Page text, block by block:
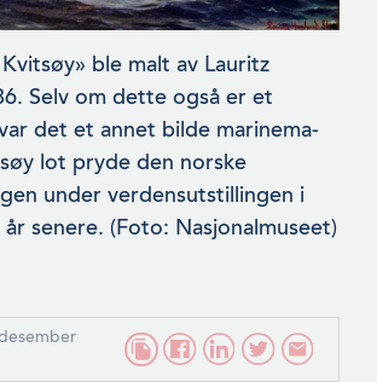
ble malt av Lauritz
Selv om dette også er et
det et annet bilde marinema­
lot pryde den norske
under verdensutstillingen i
senere. (Foto: Nasjonalmu­seet)